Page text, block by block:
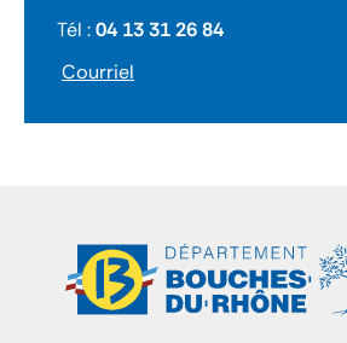
Tél :04 13 31 26 84
Courriel